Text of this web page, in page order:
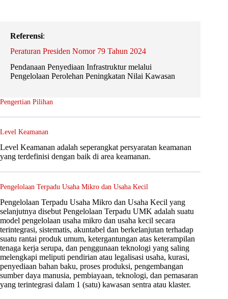
Referensi:
Peraturan Presiden Nomor 79 Tahun 2024
Pendanaan Penyediaan Infrastruktur melalui
Pengelolaan Perolehan Peningkatan Nilai Kawasan
Pengertian Pilihan
Level Keamanan
Level Keamanan adalah seperangkat persyaratan keamanan
yang terdefinisi dengan baik di area keamanan.
Pengelolaan Terpadu Usaha Mikro dan Usaha Kecil
Pengelolaan Terpadu Usaha Mikro dan Usaha Kecil yang
selanjutnya disebut Pengelolaan Terpadu UMK adalah suatu
model pengelolaan usaha mikro dan usaha kecil secara
terintegrasi, sistematis, akuntabel dan berkelanjutan terhadap
suatu rantai produk umum, ketergantungan atas keterampilan
tenaga kerja serupa, dan penggunaan teknologi yang saling
melengkapi meliputi pendirian atau legalisasi usaha, kurasi,
penyediaan bahan baku, proses produksi, pengembangan
sumber daya manusia, pembiayaan, teknologi, dan pemasaran
yang terintegrasi dalam 1 (satu) kawasan sentra atau klaster.